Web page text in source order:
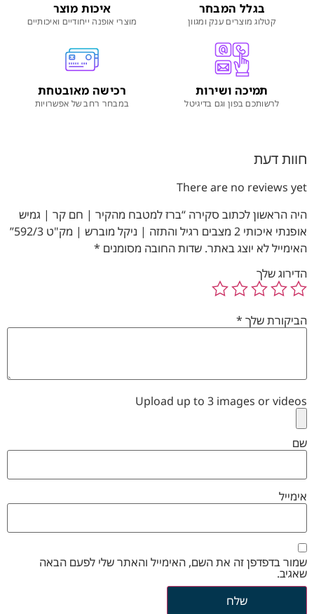
בגלל המבחר
קטלוג מוצרים ענק ומגוון
איכות מוצר
מוצרי אופנה ייחודיים ואיכותיים
תמיכה ושירות
לרשותכם בפון וגם בדיגיטל
רכישה מאובטחת
במבחר רחב של אפשרויות
חוות דעת
There are no reviews yet
היה הראשון לכתוב סקירה “ברז למטבח מהקיר | חם קר | גמיש
אופנתי איכותי 2 מצבים רגיל והתזה | ניקל מוברש | מק"ט 592/3”
האימייל לא יוצג באתר. שדות החובה מסומנים *
הדירוג שלך
הביקורת שלך *
Upload up to 3 images or videos
שם
אימייל
שמור בדפדפן זה את השם, האימייל והאתר שלי לפעם הבאה
שאגיב.